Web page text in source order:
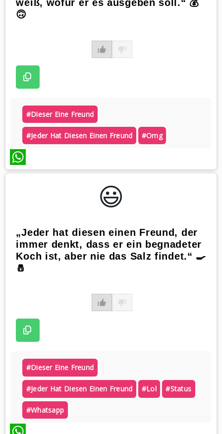
weiß, wofür er es ausgeben soll.“ 💰
🙃
#dieser Eine Freund
#jeder Hat Diesen Einen Freund #omg
WhatsApp
😃️
„Jeder hat diesen einen Freund, der
immer denkt, dass er ein begnadeter
Koch ist, aber nie das Salz findet.“ 🍳
🧂
#dieser Eine Freund
#jeder Hat Diesen Einen Freund #lol #status
#whatsapp